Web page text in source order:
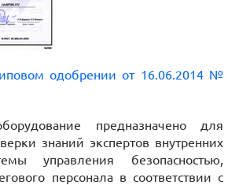
одобрении от 16.06.2014 №
предназначено для
знаний экспертов внутренних
управления безопасностью,
персонала в соответствии с